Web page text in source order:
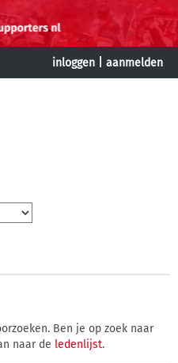
inloggen aanmelden
Ben je op zoek naar
naar de ledenlijst.